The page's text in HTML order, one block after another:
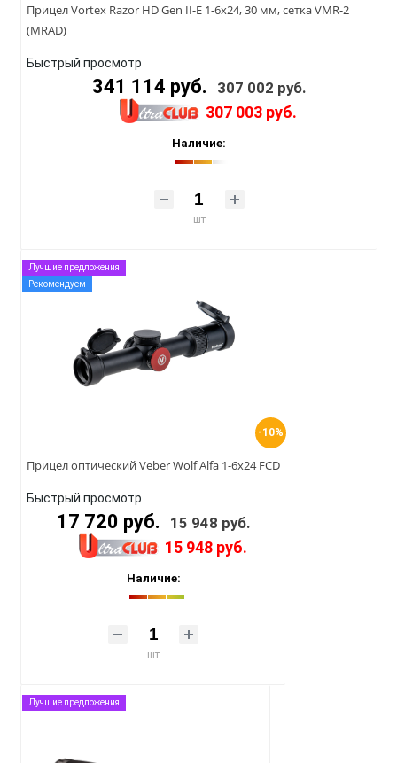
Прицел Vortex Razor HD Gen II-E 1-6x24, 30 мм, сетка VMR-2
(MRAD)
Быстрый просмотр
341 114 руб. 307 002 руб.
307 003 руб.
Наличие:
шт
-10%
Лучшие предложения
Рекомендуем
Прицел оптический Veber Wolf Alfa 1-6x24 FCD
Быстрый просмотр
17 720 руб. 15 948 руб.
15 948 руб.
Наличие:
шт
Лучшие предложения